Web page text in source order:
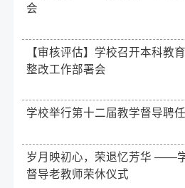
会
【审核评估】学校召开本科教
整改工作部署会
学校举行第十二届教学督导聘
岁月映初心，荣退忆芳华 ——
督导老教师荣休仪式